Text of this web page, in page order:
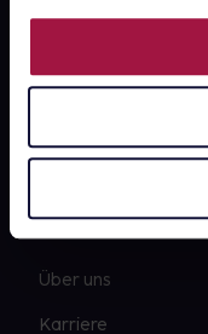
Nutzung der
gesund.de
Über uns
Karriere